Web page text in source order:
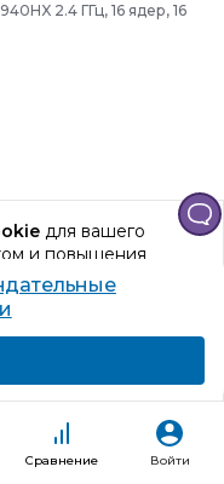
Сравнение Войти
для вашего
и повышения
вы даете
данных
2.4 ГГц, 16 ядер, 16